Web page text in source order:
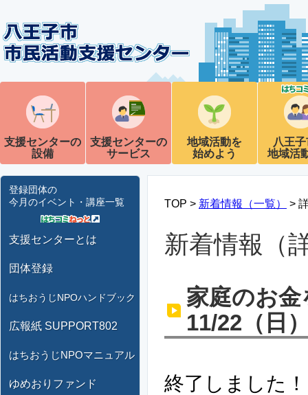
支援センターの
設備
支援センターの
サービス
地域活動を
始めよう
八王
地域活
登録団体の
今月のイベント・講座一覧
支援センターとは
団体登録
はちおうじNPOハンドブック
広報紙 SUPPORT802
はちおうじNPOマニュアル
ゆめおりファンド
TOP > 新着情報（一覧） >
新着情報（
家庭のお
11/22（日
終了しました！